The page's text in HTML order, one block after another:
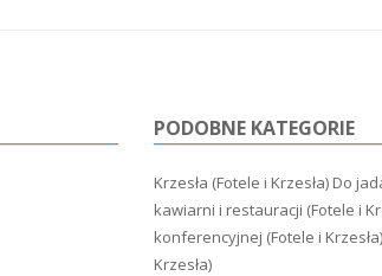
PODOBNE KATEGORIE
Krzesła (Fotele i Krzesła) Do
kawiarni i restauracji (Fotele i
konferencyjnej (Fotele i Krzesła)
Krzesła)